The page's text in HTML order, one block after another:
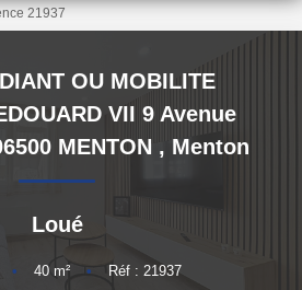
Gestion Du Bien
Du Locataire
ESTIMER
21937
OU MOBILITE
VII 9 Avenue
MENTON , Menton
Loué
• 40m² • Réf : 21937